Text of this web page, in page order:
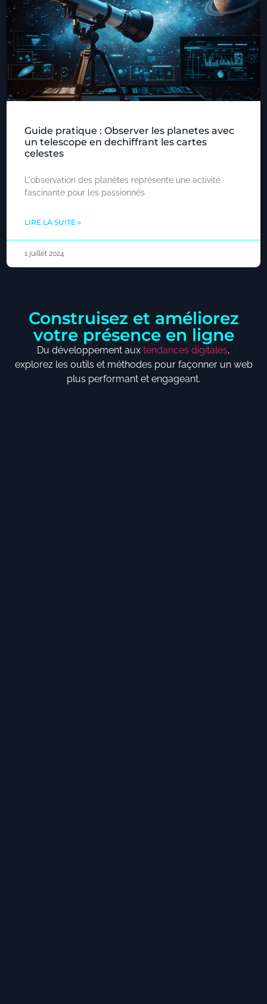
Guide pratique : Observer les planetes avec
un telescope en dechiffrant les cartes
celestes
L'observation des planètes représente une activité
fascinante pour les passionnés
LIRE LA SUITE »
1 juillet 2024
Construisez et améliorez
votre présence en ligne
Du développement aux tendances digitales,
explorez les outils et méthodes pour façonner un web
plus performant et engageant.